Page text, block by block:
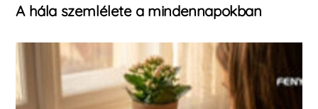
A hála szemlélete a mindennapokban